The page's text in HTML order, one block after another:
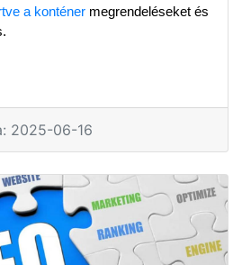
a konténer megrendeléseket és
2025-06-16